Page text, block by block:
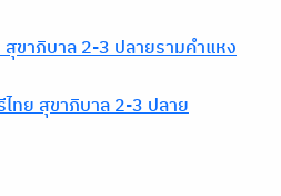
สุขาภิบาล 2-3 ปลายรามคำแหง
ไทย สุขาภิบาล 2-3 ปลาย